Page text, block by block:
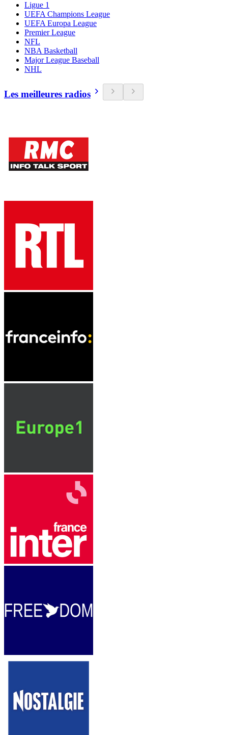
Ligue 1
UEFA Champions League
UEFA Europa League
Premier League
NFL
NBA Basketball
Major League Baseball
NHL
Les meilleures radios